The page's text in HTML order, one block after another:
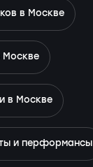
в Москве
в Москве
и перформансы